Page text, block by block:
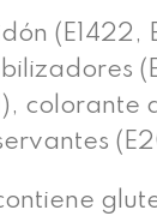
(E1422,
colorante